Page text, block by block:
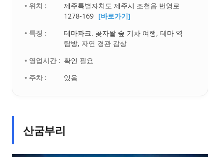
• 위치 :
제주특별자치도 제주시 조천읍 번영로
1278-169 [바로가기]
• 특징 :
테마파크. 곶자왈 숲 기차 여행, 테마 역
탐방, 자연 경관 감상
• 영업시간 : 확인 필요
• 주차 :
있음
산굼부리